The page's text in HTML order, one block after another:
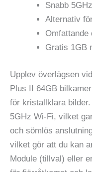
Snabb
Alternativ
Omfattande
Gratis 1GB
Upplev överlägsen
Plus II 64GB
för kristallklara
5GHz Wi-Fi, vilket
och sömlös
vilket gör att du kan
Module (tillval) eller